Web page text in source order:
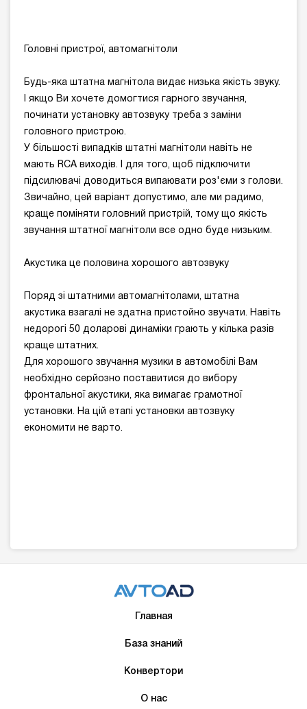
Головні пристрої, автомагнітоли
Будь-яка штатна магнітола видає низька якість звуку.
І якщо Ви хочете домогтися гарного звучання,
починати установку автозвуку треба з заміни
головного пристрою.
У більшості випадків штатні магнітоли навіть не
мають RCA виходів. І для того, щоб підключити
підсилювачі доводиться випаювати роз'єми з голови.
Звичайно, цей варіант допустимо, але ми радимо,
краще поміняти головний пристрій, тому що якість
звучання штатної магнітоли все одно буде низьким.
Акустика це половина хорошого автозвуку
Поряд зі штатними автомагнітолами, штатна
акустика взагалі не здатна пристойно звучати. Навіть
недорогі 50 доларові динаміки грають у кілька разів
краще штатних.
Для хорошого звучання музики в автомобілі Вам
необхідно серйозно поставитися до вибору
фронтальної акустики, яка вимагає грамотної
установки. На цій етапі установки автозвуку
економити не варто.
Главная
База знаний
Конвертори
О нас